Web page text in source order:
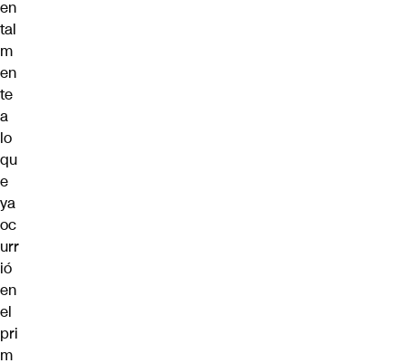
en
tal
m
en
te
a
lo
qu
e
ya
oc
urr
ió
en
el
pri
m